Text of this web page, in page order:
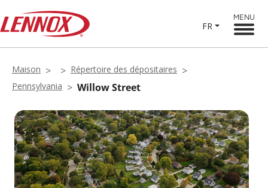
FR
MENU
Maison
Répertoire des dépositaires
Pennsylvania
Willow Street